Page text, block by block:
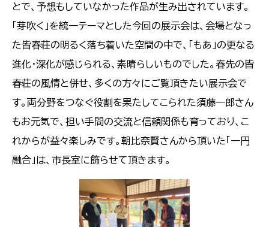
とで、予想もしていなかった作品が生み出されています。
「芽吹く」を統一テーマとした今回の展示会は、会場となっ
た皆春荘の明るく落ち着いた空間の中で、「もあ」の更なる
進化・深化が感じられる、素晴らしいものでした。春先の皆
春荘の風情と併せ、多くの方々にご覧頂きたい展示会で
す。両分野をつなぐ役割を果たしてこられた須藤一郎さん
もお元気で、担い手間の交流と信頼関係も育っており、こ
れからが益々楽しみです。朝比奈賢さんから頂いた「一円
融合」は、市長室に飾らせて頂きます。